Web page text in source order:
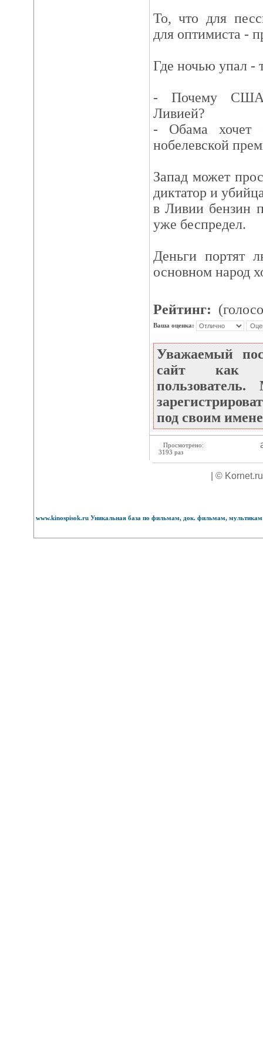
То, что для
для оптимиста -
Где ночью упал -
- Почему США
Ливией?
- Обама хочет
нобелевской
Запад может
диктатор и
в Ливии бензин
уже беспредел.
Деньги портят
основном народ
Рейтинг:
Ваша оценка:
Уважаемый
сайт как
под своим
Просмотрено:
3193 раз
| ©
www.kinospisok.ru Уникальная база по фильмам, док. фильмам,